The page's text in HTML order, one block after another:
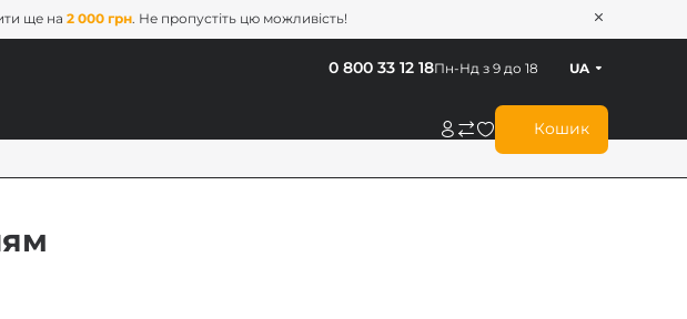
ще на2 000 грн. Не пропустіть цю можливість!
Кошик
Пн-Нд з 9 до 18
0 800 33 12 18 UA